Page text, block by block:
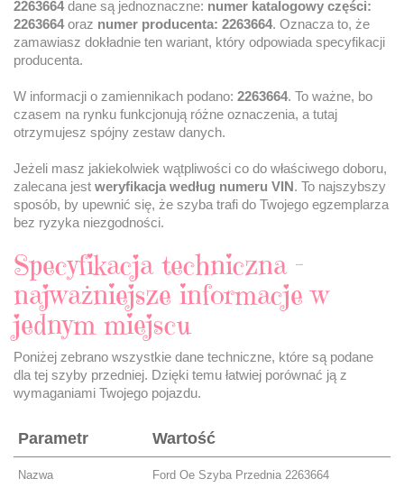
2263664dane są jednoznaczne: numer katalogowy części:
2263664oraz numer producenta: 2263664. Oznacza to, że
zamawiasz dokładnie ten wariant, który odpowiada specyfikacji
producenta.
W informacji o zamiennikach podano: 2263664. To ważne, bo
czasem na rynku funkcjonują różne oznaczenia, a tutaj
otrzymujesz spójny zestaw danych.
Jeżeli masz jakiekolwiek wątpliwości co do właściwego doboru,
zalecana jest weryfikacja według numeru VIN. To najszybszy
sposób, by upewnić się, że szyba trafi do Twojego egzemplarza
bez ryzyka niezgodności.
Specyfikacja techniczna –
najważniejsze informacje w
jednym miejscu
Poniżej zebrano wszystkie dane techniczne, które są podane
dla tej szyby przedniej. Dzięki temu łatwiej porównać ją z
wymaganiami Twojego pojazdu.
Parametr Wartość
Nazwa Ford Oe Szyba Przednia 2263664